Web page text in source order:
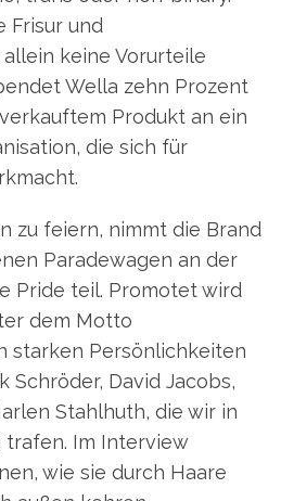
Frisur und
keine Vorurteile
Wella zehn Prozent
Produkt an ein
die sich für
zu feiern, nimmt die Brand
Paradewagen an der
Pride teil. Promotet wird
dem Motto
starken Persönlichkeiten
Schröder, David Jacobs,
Stahlhuth, die wir in
trafen. Im Interview
wie sie durch Haare